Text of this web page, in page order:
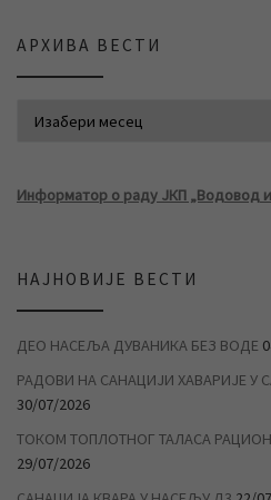
АРХИВА ВЕСТИ
Информатор о раду ЈКП „Водовод
НАЈНОВИЈЕ ВЕСТИ
ДЕО НАСЕЉА ДУВАНИКА БЕЗ ВОДЕ
РАДОВИ НА САНАЦИЈИ ХАВАРИЈЕ У
30/07/2026
ТОКОМ ТОПЛОТНОГ ТАЛАСА
29/07/2026